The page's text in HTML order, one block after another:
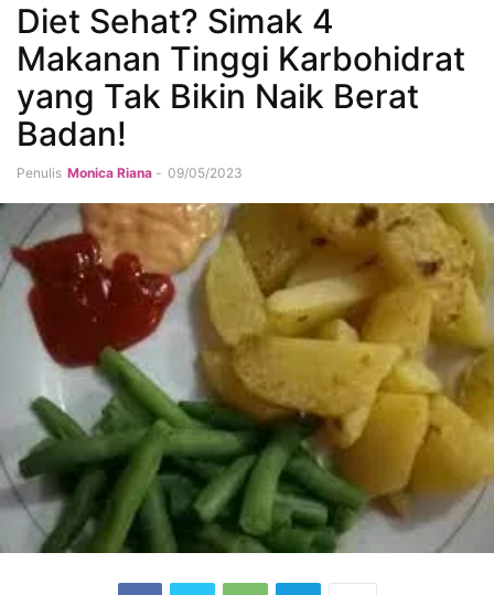
Diet Sehat? Simak 4
Makanan Tinggi Karbohidrat
yang Tak Bikin Naik Berat
Badan!
Penulis Monica Riana - 09/05/2023